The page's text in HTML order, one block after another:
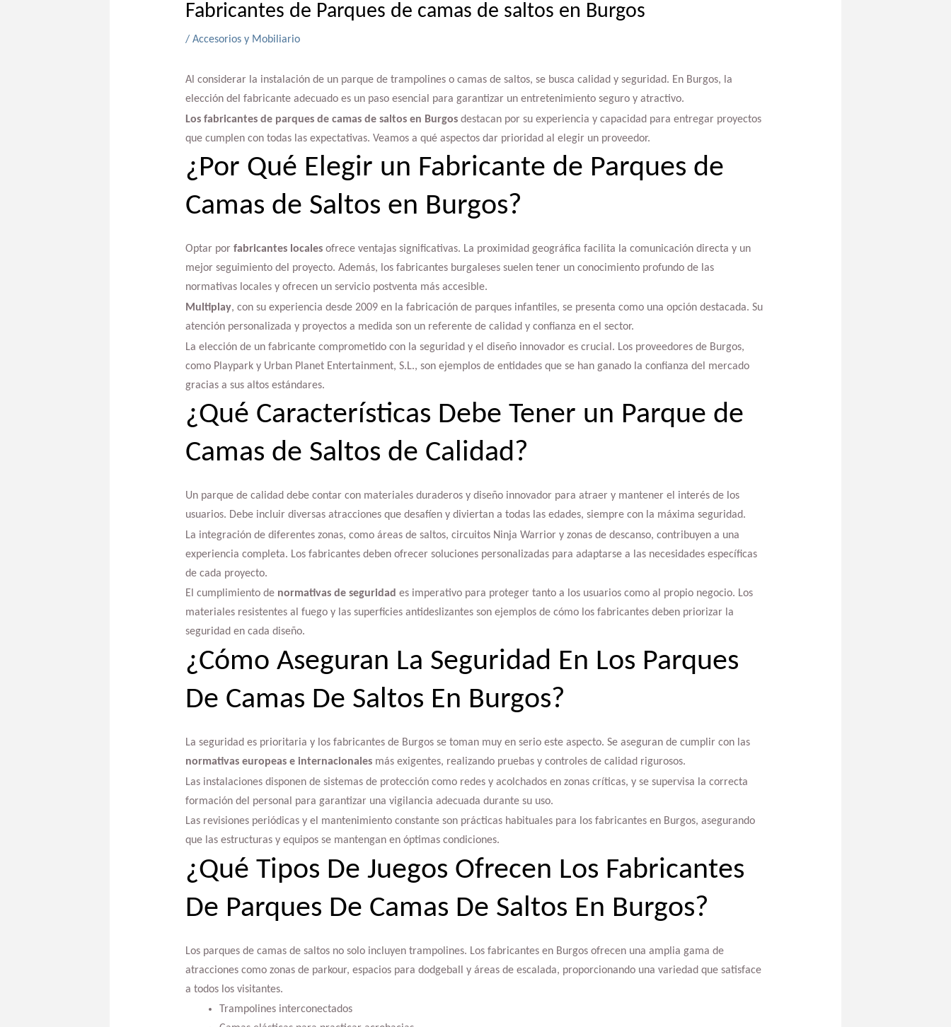
Fabricantes de Parques de camas de saltos en Burgos
/ Accesorios y Mobiliario
Al considerar la instalación de un parque de trampolines o camas de saltos, se busca calidad y seguridad. En Burgos, la
elección del fabricante adecuado es un paso esencial para garantizar un entretenimiento seguro y atractivo.
Los fabricantes de parques de camas de saltos en Burgosdestacan por su experiencia y capacidad para entregar proyectos
que cumplen con todas las expectativas. Veamos a qué aspectos dar prioridad al elegir un proveedor.
¿Por Qué Elegir un Fabricante de Parques de
Camas de Saltos en Burgos?
Optar por fabricantes localesofrece ventajas significativas. La proximidad geográfica facilita la comunicación directa y un
mejor seguimiento del proyecto. Además, los fabricantes burgaleses suelen tener un conocimiento profundo de las
normativas locales y ofrecen un servicio postventa más accesible.
Multiplay, con su experiencia desde 2009 en la fabricación de parques infantiles, se presenta como una opción destacada. Su
atención personalizada y proyectos a medida son un referente de calidad y confianza en el sector.
La elección de un fabricante comprometido con la seguridad y el diseño innovador es crucial. Los proveedores de Burgos,
como Playpark y Urban Planet Entertainment, S.L., son ejemplos de entidades que se han ganado la confianza del mercado
gracias a sus altos estándares.
¿Qué Características Debe Tener un Parque de
Camas de Saltos de Calidad?
Un parque de calidad debe contar con materiales duraderos y diseño innovador para atraer y mantener el interés de los
usuarios. Debe incluir diversas atracciones que desafíen y diviertan a todas las edades, siempre con la máxima seguridad.
La integración de diferentes zonas, como áreas de saltos, circuitos Ninja Warrior y zonas de descanso, contribuyen a una
experiencia completa. Los fabricantes deben ofrecer soluciones personalizadas para adaptarse a las necesidades específicas
de cada proyecto.
El cumplimiento de normativas de seguridad es imperativo para proteger tanto a los usuarios como al propio negocio. Los
materiales resistentes al fuego y las superficies antideslizantes son ejemplos de cómo los fabricantes deben priorizar la
seguridad en cada diseño.
¿Cómo Aseguran La Seguridad En Los Parques
De Camas De Saltos En Burgos?
La seguridad es prioritaria y los fabricantes de Burgos se toman muy en serio este aspecto. Se aseguran de cumplir con las
normativas europeas e internacionalesmás exigentes, realizando pruebas y controles de calidad rigurosos.
Las instalaciones disponen de sistemas de protección como redes y acolchados en zonas críticas, y se supervisa la correcta
formación del personal para garantizar una vigilancia adecuada durante su uso.
Las revisiones periódicas y el mantenimiento constante son prácticas habituales para los fabricantes en Burgos, asegurando
que las estructuras y equipos se mantengan en óptimas condiciones.
¿Qué Tipos De Juegos Ofrecen Los Fabricantes
De Parques De Camas De Saltos En Burgos?
Los parques de camas de saltos no solo incluyen trampolines. Los fabricantes en Burgos ofrecen una amplia gama de
atracciones como zonas de parkour, espacios para dodgeball y áreas de escalada, proporcionando una variedad que satisface
a todos los visitantes.
Trampolines interconectados